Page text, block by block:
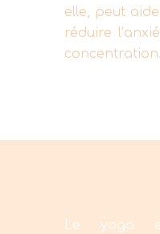
Le yoga
elle, peut
réduire
concentration.